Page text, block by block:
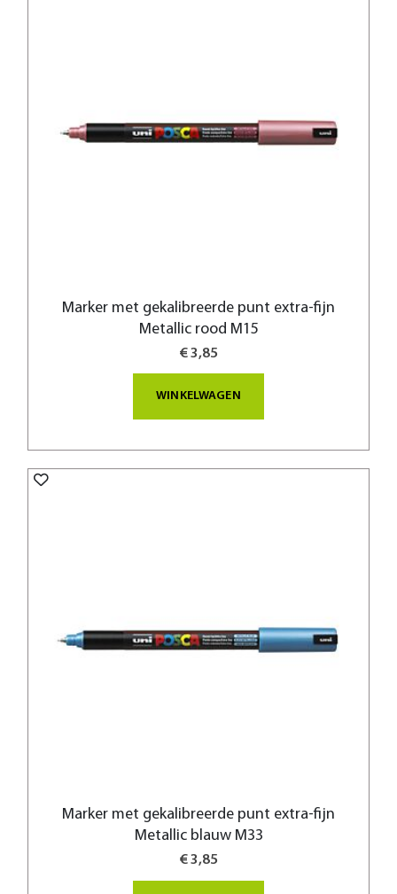
Marker met gekalibreerde punt extra-fijn
Metallic rood M15
€ 3,85
WINKELWAGEN
Marker met gekalibreerde punt extra-fijn
Metallic blauw M33
€ 3,85